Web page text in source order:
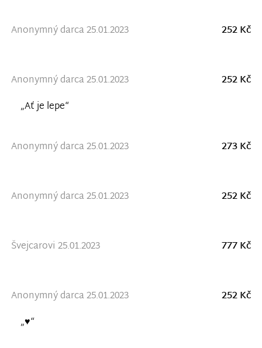
Anonymný darca 25.01.2023 252 Kč
Anonymný darca 25.01.2023
252 Kč
„Ať je lepe“
Anonymný darca 25.01.2023 273 Kč
Anonymný darca 25.01.2023 252 Kč
Švejcarovi 25.01.2023 777 Kč
Anonymný darca 25.01.2023
252 Kč
„♥️“